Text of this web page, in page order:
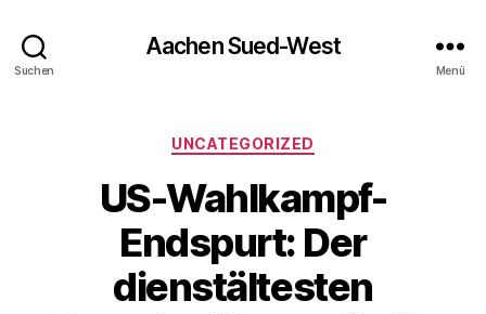
Suchen
Aachen Sued-West
Menü
Kategorien
UNCATEGORIZED
US-Wahlkampf-
Endspurt: Der
dienstältesten